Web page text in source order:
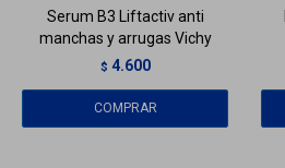
Serum B3 Liftactiv anti
manchas y arrugas Vichy
$ 4.600